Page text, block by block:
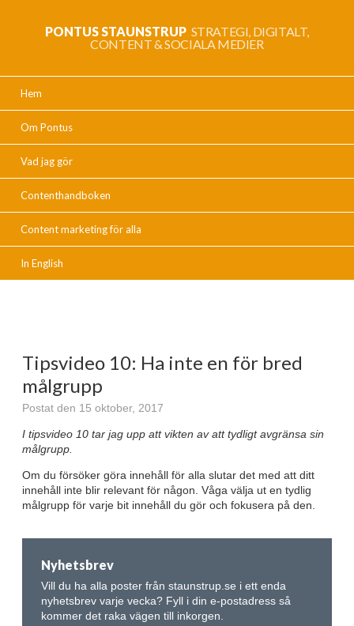
PONTUS STAUNSTRUP STRATEGI, DIGITALT,
CONTENT & SOCIALA MEDIER
Hem
Om Pontus
Vad jag gör
Contenthandboken
Content marketing för alla
In English
Tipsvideo 10: Ha inte en för bred
målgrupp
Postat den 15 oktober, 2017
I tipsvideo 10 tar jag upp att vikten av att tydligt avgränsa sin
målgrupp.
Om du försöker göra innehåll för alla slutar det med att ditt
innehåll inte blir relevant för någon. Våga välja ut en tydlig
målgrupp för varje bit innehåll du gör och fokusera på den.
Nyhetsbrev
Vill du ha alla poster från staunstrup.se i ett enda
nyhetsbrev varje vecka? Fyll i din e-postadress så
kommer det raka vägen till inkorgen.